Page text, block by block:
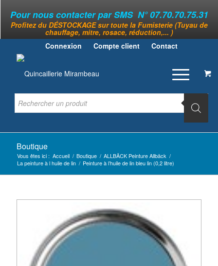
Pour nous contacter par SMS N° 07.70.70.75.31
Profitez du DÉSTOCKAGE sur toute la Fumisterie (Tuyau de
chauffage, mitre, rosace, réduction,... )
Connexion
Compte client Contact
Boutique
Vous êtes ici : Accueil / Boutique / ALLBÄCK Peinture Allbäck /
La peinture à l huile de lin / Peinture à l’huile de lin bleu lin (0,2 litre)